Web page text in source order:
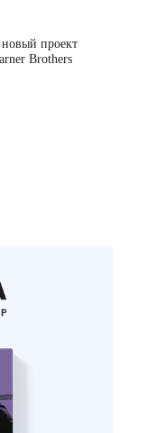
проект
Brothers